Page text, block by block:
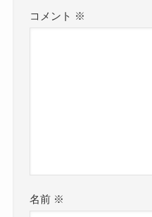
コメント ※
名前 ※